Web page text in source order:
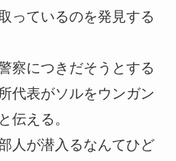
っているのを発見する
察につきだそうとする
代表がソルをウンガン
伝える。
人が潜入るなんてひど